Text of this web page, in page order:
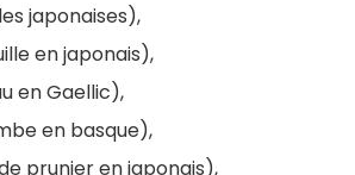
japonaises),
en japonais),
en Gaellic),
en basque),
prunier en japonais),